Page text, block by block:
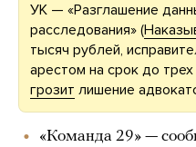
УК — «Разглашение
расследования» (
тысяч рублей,
арестом на срок до
грозит лишение
«Команда 29» —